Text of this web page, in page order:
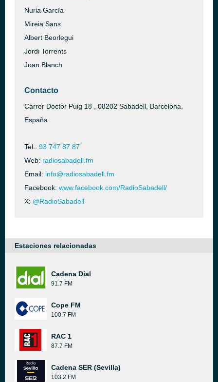
Nuria García
Mireia Sans
Albert Beorlegui
Jordi Torrents
Joan Blanch
Contacto
Carrer Doctor Puig 18 , 08202 Sabadell, Barcelona,
España
Tel.: 93 747 87 87
Web: radiosabadell.fm
Email: info@radiosabadell.fm
Facebook: www.facebook.com/RadioSabadell/
X: @RadioSabadell
Estaciones relacionadas
Cadena Dial
91.7 FM
Cope FM
100.7 FM
RAC 1
87.7 FM
Cadena SER (Sevilla)
103.2 FM